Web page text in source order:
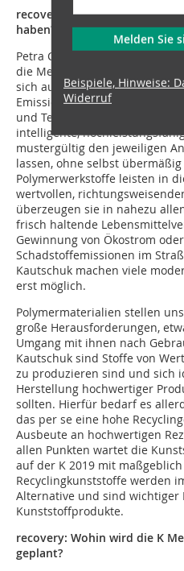
recovery: Welche
haben?
Petra Cullmann:
Vom
die Menschheit steht vor
sich auf menschliches Wirken
Emissionsarme und energie-
und Technologien sind
intelligente,
mustergültig den jeweiligen
lassen, ohne selbst
Polymerwerkstoffe leisten in
wertvollen,
überzeugen sie in nahezu
frisch haltende
Gewinnung von Ökostrom
Schadstoffemissionen im
Kautschuk machen viele
erst möglich.
Polymermaterialien stellen
große Herausforderungen,
Umgang mit ihnen nach
Kautschuk sind Stoffe von
zu produzieren sind und sich
Herstellung hochwertiger
sollten. Hierfür bedarf es
das per se eine hohe
Ausbeute an hochwertigen
allen Punkten wartet die
auf der K 2019 mit
Recyclingkunststoffe werden
Alternative und sind wichtiger
Kunststoffprodukte.
recovery: Wohin wird die K
geplant?
Melden Sie
Beispiele, Hinweise:
Widerruf